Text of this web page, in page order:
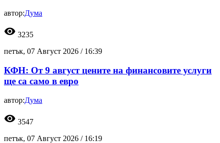
автор:Дума
visibility 3235
петък, 07 Август 2026 / 16:39
КФН: От 9 август цените на финансовите услуги
ще са само в евро
автор:Дума
visibility 3547
петък, 07 Август 2026 / 16:19